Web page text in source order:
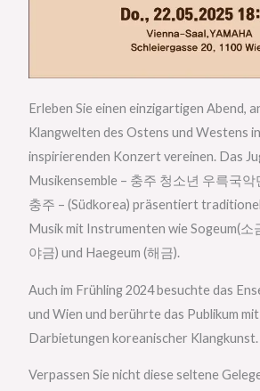
Erleben Sie einen einzigartigen Abend,
Klangwelten des Ostens und Westens
inspirierenden Konzert vereinen. Das
Musikensemble – 충주 청소년 우륵국악
충주 – (Südkorea) präsentiert
Musik mit Instrumenten wie Sogeum(소
야금) und Haegeum (해금).
Auch im Frühling 2024 besuchte das
und Wien und berührte das Publikum
Darbietungen koreanischer Klangkunst.
Verpassen Sie nicht diese seltene